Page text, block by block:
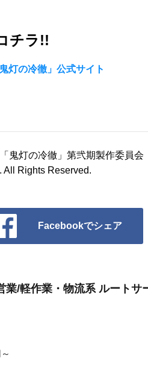
チラ!!
灯の冷徹」公式サイト
鬼灯の冷徹」第弐期製作委員会
Rights Reserved.
Facebookでシェア
業/軽作業・物流系 ルート